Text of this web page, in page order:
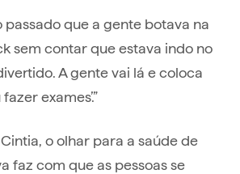
passado que a gente botava na
sem contar que estava indo no
A gente vai lá e coloca
exames’.”
o olhar para a saúde de
faz com que as pessoas se